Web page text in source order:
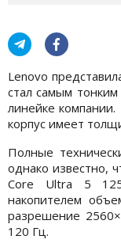
Lenovo
стал самым
линейке
корпус имеет
Полные
однако известно,
Core Ultra 5
накопителем
разрешение
120 Гц.